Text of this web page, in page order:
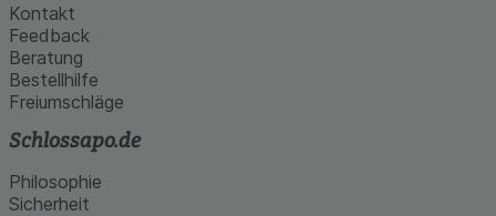
Kontakt
Feedback
Beratung
Bestellhilfe
Freiumschläge
Schlossapo.de
Philosophie
Sicherheit